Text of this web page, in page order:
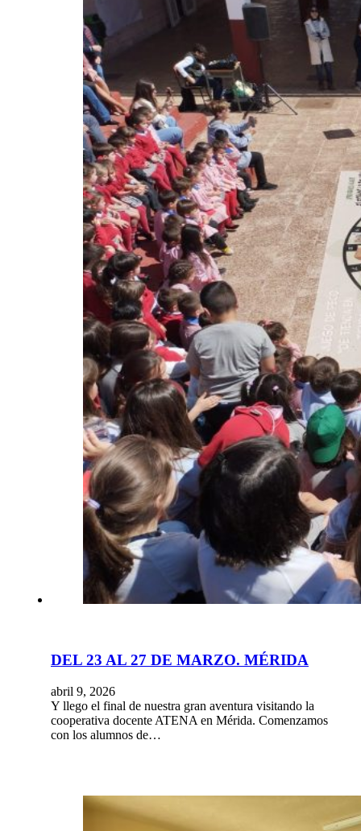
DEL 23 AL 27 DE MARZO. MÉRIDA
abril 9, 2026
Y llego el final de nuestra gran aventura visitando la
cooperativa docente ATENA en Mérida. Comenzamos
con los alumnos de…